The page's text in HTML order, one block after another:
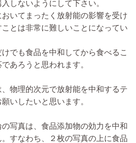
しないようにして下さい。
いてまったく放射能の影響を受け
とは非常に難しいことになってい
でも食品を中和してから食べるこ
あろうと思われます。
物理的次元で放射能を中和するテ
いしたいと思います。
写真は、食品添加物の効力を中和
すなわち、２枚の写真の上に食品